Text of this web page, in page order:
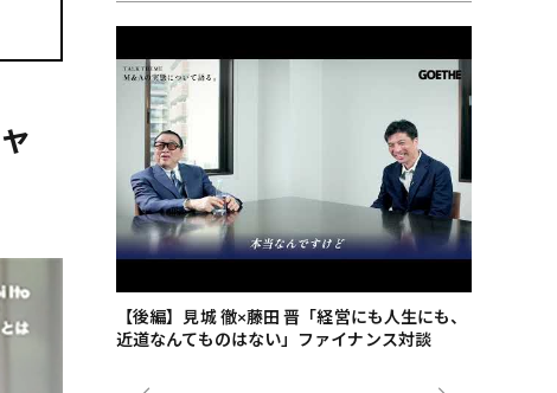
ごした、海最
【後編】見城 徹×藤田 晋「経営にも人生にも、
近道なんてものはない」ファイナンス対談